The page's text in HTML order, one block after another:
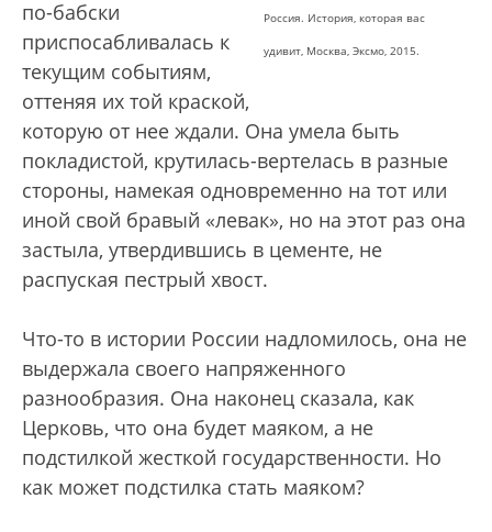
Россия. История, которая вас
удивит, Москва, Эксмо, 2015.
по-бабски
приспосабливалась к
текущим событиям,
оттеняя их той краской,
которую от нее ждали. Она умела быть
покладистой, крутилась-вертелась в разные
стороны, намекая одновременно на тот или
иной свой бравый «левак», но на этот раз она
застыла, утвердившись в цементе, не
распуская пестрый хвост.
Что-то в истории России надломилось, она не
выдержала своего напряженного
разнообразия. Она наконец сказала, как
Церковь, что она будет маяком, а не
подстилкой жесткой государственности. Но
как может подстилка стать маяком?